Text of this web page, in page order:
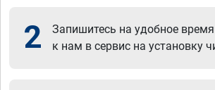
2
Запишитесь на удобное
к нам в сервис на установку